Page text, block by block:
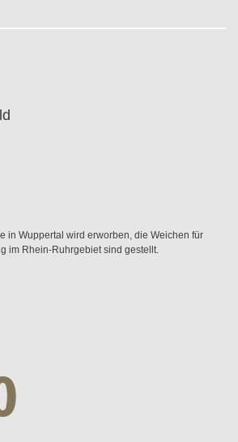
in Wuppertal wird erworben, die Weichen für
im Rhein-Ruhrgebiet sind gestellt.